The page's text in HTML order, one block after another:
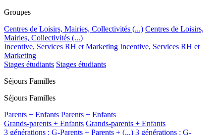
Groupes
Centres de Loisirs, Mairies, Collectivités (...) Centres de Loisirs,
Mairies, Collectivités (...)
Incentive, Services RH et Marketing Incentive, Services RH et
Marketing
Stages étudiants Stages étudiants
Séjours Familles
Séjours Familles
Parents + Enfants Parents + Enfants
Grands-parents + Enfants Grands-parents + Enfants
3 générations : G-Parents + Parents + (...) 3 générations : G-